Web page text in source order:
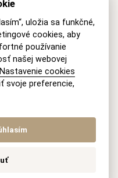
uložia sa funkčné,
cookies, aby
používanie
našej webovej
Nastavenie cookies
svoje preferencie,